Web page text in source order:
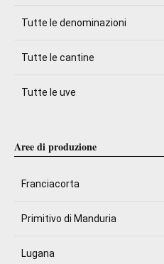
Tutte le denominazioni
Tutte le cantine
Tutte le uve
Aree di produzione
Franciacorta
Primitivo di Manduria
Lugana